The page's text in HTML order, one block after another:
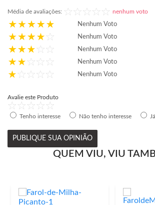
Média de avaliações: nenhum voto
Nenhum Voto
Nenhum Voto
Nenhum Voto
Nenhum Voto
Nenhum Voto
Avalie este Produto
Tenho interesse Não tenho interesse
PUBLIQUE SUA OPINIÃO
QUEM VIU, VIU